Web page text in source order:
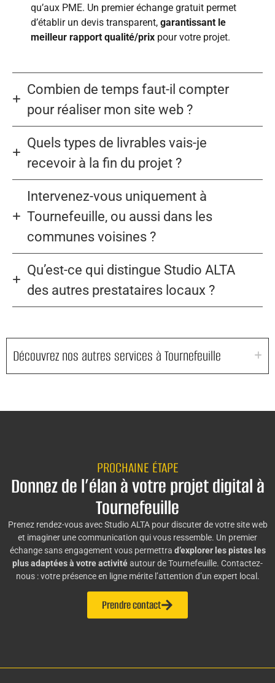
qu’aux PME. Un premier échange gratuit permet
d’établir un devis transparent, garantissant le
meilleur rapport qualité/prix pour votre projet.
Combien de temps faut-il compter
pour réaliser mon site web ?
Quels types de livrables vais-je
recevoir à la fin du projet ?
Intervenez-vous uniquement à
Tournefeuille, ou aussi dans les
communes voisines ?
Qu’est-ce qui distingue Studio ALTA
des autres prestataires locaux ?
Découvrez nos autres services à Tournefeuille
PROCHAINE ÉTAPE
Donnez de l’élan à votre projet digital à
Tournefeuille
Prenez rendez-vous avec Studio ALTA pour discuter de votre site web
et imaginer une communication qui vous ressemble. Un premier
échange sans engagement vous permettra d’explorer les pistes les
plus adaptées à votre activitéautour de Tournefeuille. Contactez-
nous : votre présence en ligne mérite l’attention d’un expert local.
Prendre contact